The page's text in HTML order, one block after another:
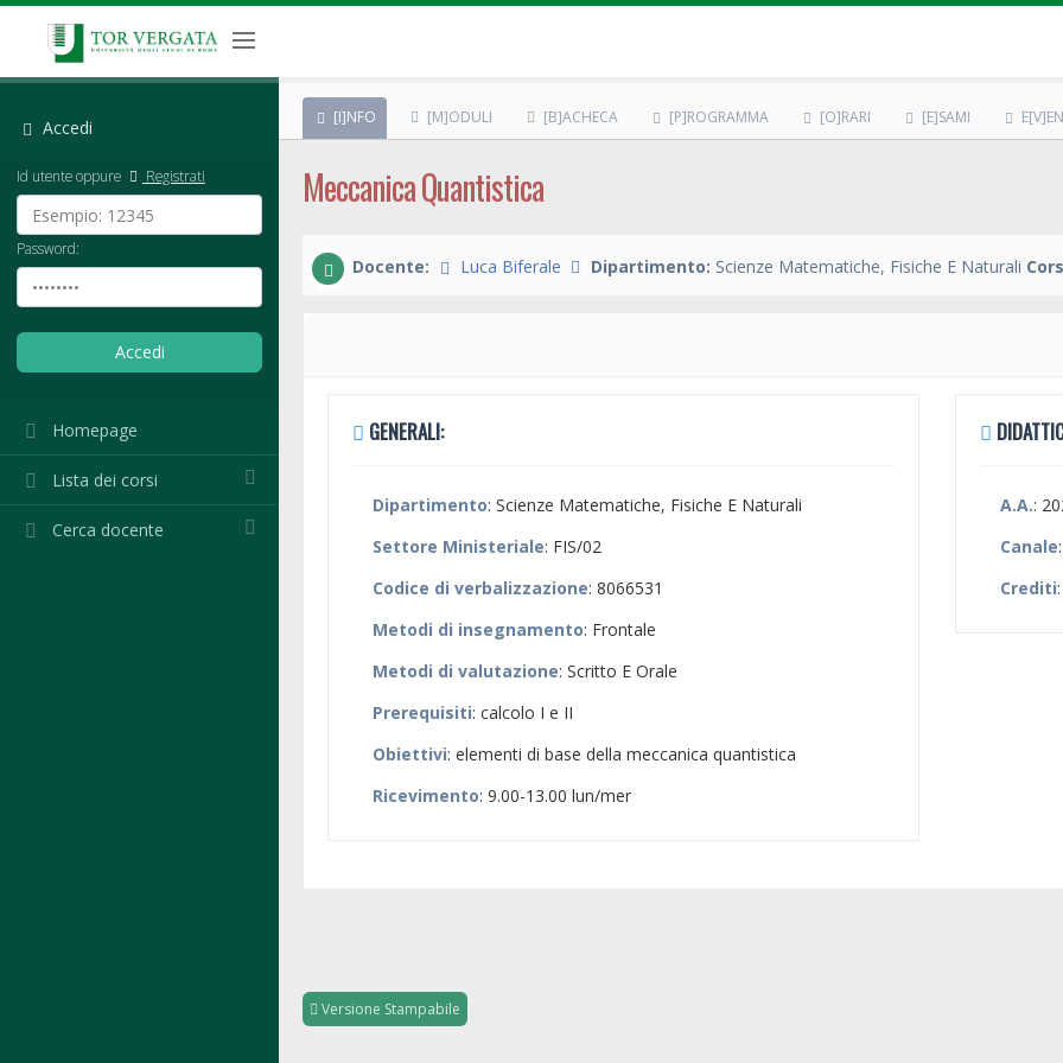
Accedi
Id utente oppure Registrati
Password:
Homepage
Lista dei corsi
Cerca docente
[I]NFO [M]ODULI [B]ACHECA [P]ROGRAMMA [O]RARI [E]SAMI
Meccanica Quantistica
Docente: Luca Biferale Dipartimento: Scienze Matematiche, Fisiche E Naturali
GENERALI:
Dipartimento: Scienze Matematiche, Fisiche E Naturali
Settore Ministeriale: FIS/02
Codice di verbalizzazione: 8066531
Metodi di insegnamento: Frontale
Metodi di valutazione: Scritto E Orale
Prerequisiti: calcolo I e II
Obiettivi: elementi di base della meccanica quantistica
Ricevimento: 9.00-13.00 lun/mer
A.A.:
Canale
Crediti
Versione Stampabile